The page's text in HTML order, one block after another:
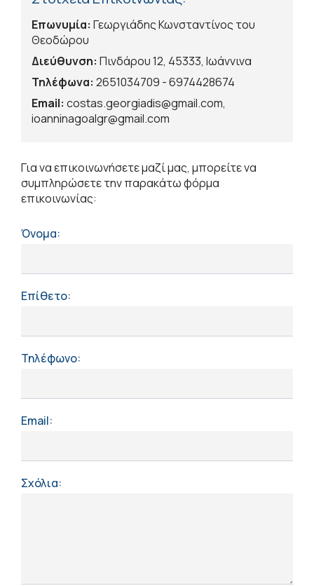
Επωνυμία: Γεωργιάδης Κωνσταντίνος του
Θεοδώρου
Διεύθυνση: Πινδάρου 12, 45333, Ιωάννινα
Τηλέφωνα: 2651034709 - 6974428674
Email: costas.georgiadis@gmail.com,
ioanninagoalgr@gmail.com
Για να επικοινωνήσετε μαζί μας, μπορείτε να
συμπληρώσετε την παρακάτω φόρμα
επικοινωνίας:
Όνομα:
Επίθετο:
Τηλέφωνο:
Email:
Σχόλια: